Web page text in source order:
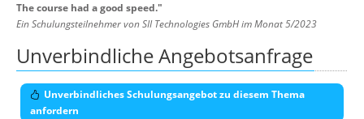
The course had a good speed."
Ein Schulungsteilnehmer von SII Technologies GmbH im Monat 5/2023
Unverbindliche Angebotsanfrage
Unverbindliches Schulungsangebot zu diesem Thema
anfordern